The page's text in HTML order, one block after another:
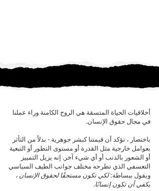
أخلاقيات الحياة المتسقة هي الروح الكامنة وراء عملنا
في مجال حقوق الإنسان.
باختصار ، تؤكد أن قيمتنا كبشر جوهرية - بدلاً من التأثر
بعوامل خارجية مثل القدرة أو مستوى التطور أو التبعية
أو الشعور بالذنب أو أي شيء آخر. إنه يزيل التمييز
التعسفي الذي تطرحه مختلف جوانب الطيف السياسي
ويقول ببساطة:لكي تكون مستحقًا لحقوق الإنسان ،
يكفي أن تكون إنسانًا.